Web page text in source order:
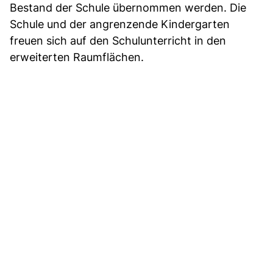
Bestand der Schule übernommen werden. Die
Schule und der angrenzende Kindergarten
freuen sich auf den Schulunterricht in den
erweiterten Raumflächen.